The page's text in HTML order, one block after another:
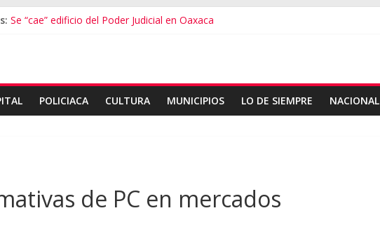
Se “cae” edificio del Poder Judicial en Oaxaca
Inaugura Salomón ExpoMar 2026
POLICIACA CULTURA MUNICIPIOS LO DE SIEMPRE NACIONAL
de PC en mercados